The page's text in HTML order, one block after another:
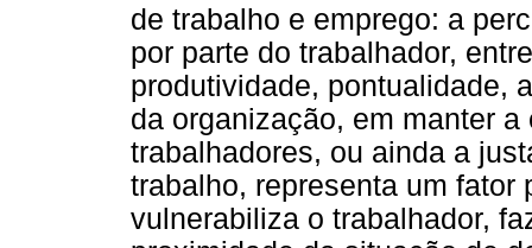
de trabalho e emprego: a
por parte do trabalhador,
produtividade, pontualidade,
da organização, em manter
trabalhadores, ou ainda a
trabalho, representa um
vulnerabiliza o trabalhador,